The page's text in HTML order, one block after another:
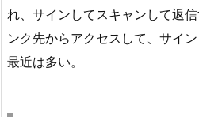
れ、サインしてスキャンして返
ンク先からアクセスして、サイ
最近は多い。